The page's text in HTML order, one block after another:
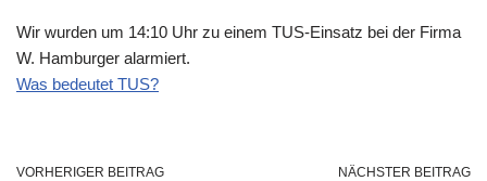
Wir wurden um 14:10 Uhr zu einem TUS-Einsatz bei der Firma
W. Hamburger alarmiert.
Was bedeutet TUS?
VORHERIGER BEITRAG NÄCHSTER BEITRAG